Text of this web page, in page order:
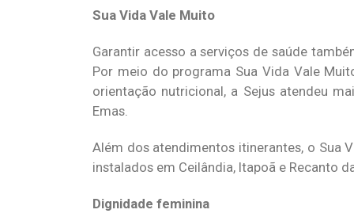
Sua Vida Vale Muito
Garantir acesso a serviços de saúde
Por meio do programa Sua Vida Vale
orientação nutricional, a Sejus atendeu
Emas.
Além dos atendimentos itinerantes, o Sua
instalados em Ceilândia, Itapoã e Recanto
Dignidade feminina